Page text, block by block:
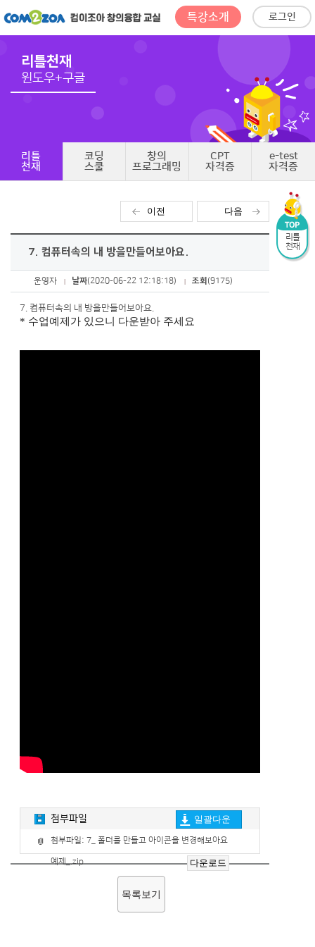
특강소개 로그인
리틀천재
윈도우+구글
리틀
천재
코딩
스쿨
창의
프로그래밍
CPT
자격증
e-test
자격증
이전 다음
7. 컴퓨터속의 내 방을만들어보아요.
운영자 날짜(2020-06-22 12:18:18) 조회 (9175)
7. 컴퓨터속의 내 방을만들어보아요.
* 수업예제가 있으니 다운받아 주세요
첨부파일 일괄다운
첨부파일:7_ 폴더를 만들고 아이콘을 변경해보아요
예제_.zip 다운로드
목록보기
리틀
천재